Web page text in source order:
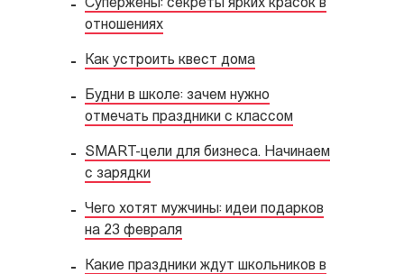
Супержены: секреты ярких красок в
отношениях
Как устроить квест дома
Будни в школе: зачем нужно
отмечать праздники с классом
SMART-цели для бизнеса. Начинаем
с зарядки
Чего хотят мужчины: идеи подарков
на 23 февраля
Какие праздники ждут школьников в